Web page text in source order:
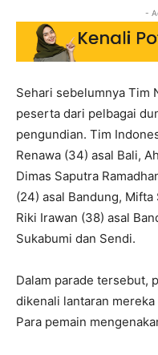
-
Sehari sebelumnya Tim
peserta dari pelbagai
pengundian. Tim
Renawa (34) asal Bali,
Dimas Saputra
(24) asal Bandung, Mifta
Riki Irawan (38) asal
Sukabumi dan Sendi.
Dalam parade tersebut,
dikenali lantaran
Para pemain